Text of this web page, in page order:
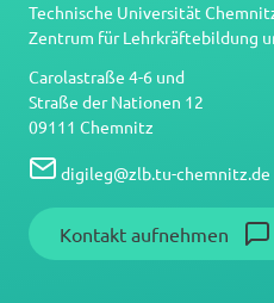
Technische Universität
Zentrum für Lehrkräftebildung
Carolastraße 4-6 und
Straße der Nationen 12
09111 Chemnitz
digileg@zlb.tu-chemnitz.de
Kontakt aufnehmen